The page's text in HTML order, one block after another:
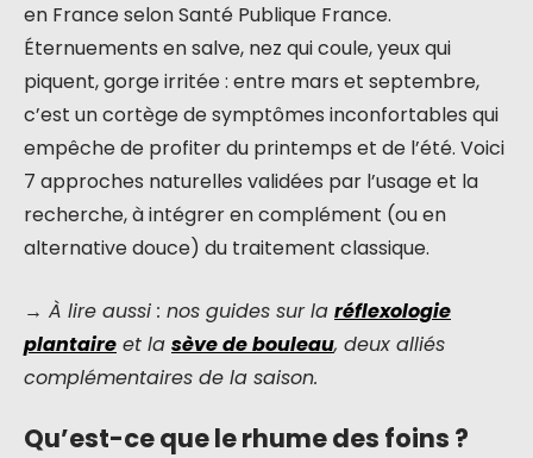
en France selon Santé Publique France.
Éternuements en salve, nez qui coule, yeux qui
piquent, gorge irritée : entre mars et septembre,
c’est un cortège de symptômes inconfortables qui
empêche de profiter du printemps et de l’été. Voici
7 approches naturelles validées par l’usage et la
recherche, à intégrer en complément (ou en
alternative douce) du traitement classique.
→ À lire aussi : nos guides sur la réflexologie
plantaire et la sève de bouleau, deux alliés
complémentaires de la saison.
Qu’est-ce que le rhume des foins ?